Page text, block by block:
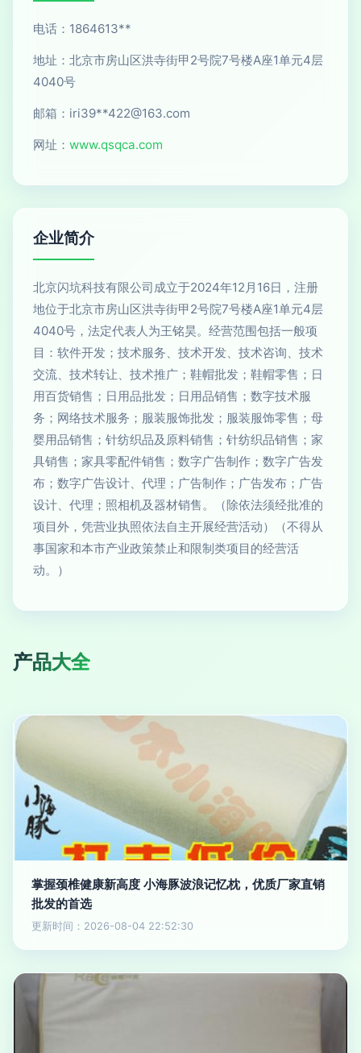
电话：1864613**
地址：北京市房山区洪寺街甲2号院7号楼A座1单元4层
4040号
邮箱：iri39**422@163.com
网址： www.qsqca.com
企业简介
北京闪坑科技有限公司成立于2024年12月16日，注册
地位于北京市房山区洪寺街甲2号院7号楼A座1单元4层
4040号，法定代表人为王铭昊。经营范围包括一般项
目：软件开发；技术服务、技术开发、技术咨询、技术
交流、技术转让、技术推广；鞋帽批发；鞋帽零售；日
用百货销售；日用品批发；日用品销售；数字技术服
务；网络技术服务；服装服饰批发；服装服饰零售；母
婴用品销售；针纺织品及原料销售；针纺织品销售；家
具销售；家具零配件销售；数字广告制作；数字广告发
布；数字广告设计、代理；广告制作；广告发布；广告
设计、代理；照相机及器材销售。（除依法须经批准的
项目外，凭营业执照依法自主开展经营活动）（不得从
事国家和本市产业政策禁止和限制类项目的经营活
动。）
产品大全
掌握颈椎健康新高度 小海豚波浪记忆枕，优质厂家直销
批发的首选
更新时间：2026-08-04 22:52:30